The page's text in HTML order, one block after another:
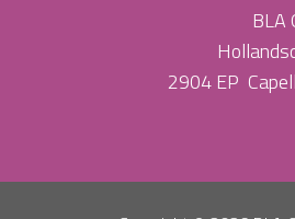
BLA
2904 EP